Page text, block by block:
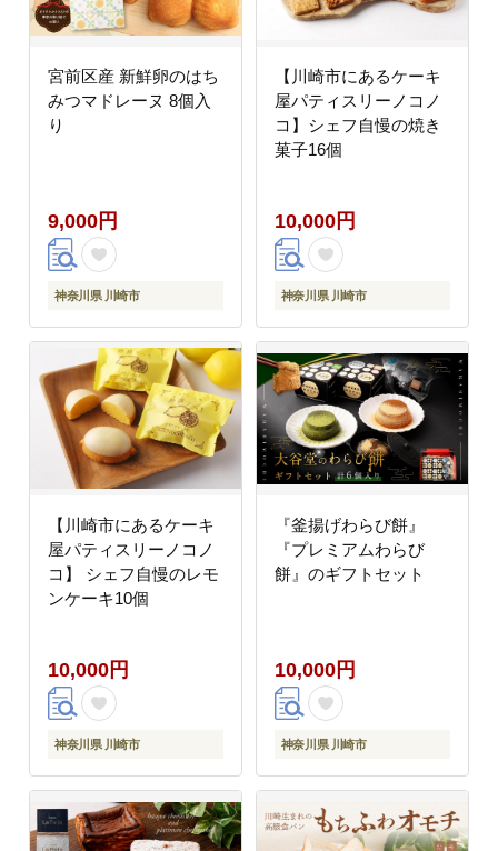
宮前区産 新鮮卵のはち
みつマドレーヌ 8個入
り
9,000円
神奈川県 川崎市
【川崎市にあるケーキ
屋パティスリーノコノ
コ】シェフ自慢の焼き
菓子16個
10,000円
神奈川県 川崎市
【川崎市にあるケーキ
屋パティスリーノコノ
コ】 シェフ自慢のレモ
ンケーキ10個
10,000円
神奈川県 川崎市
『釜揚げわらび餅』
『プレミアムわらび
餅』のギフトセット
10,000円
神奈川県 川崎市